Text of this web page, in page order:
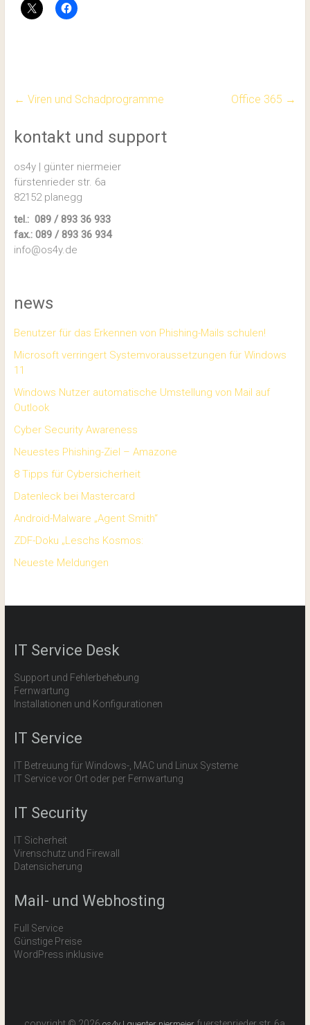
← Viren und Schadprogramme Office 365 →
kontakt und support
os4y | günter niermeier
fürstenrieder str. 6a
82152 planegg
tel.: 089 / 893 36 933
fax.: 089 / 893 36 934
info@os4y.de
news
Benutzer für das Erkennen von Phishing-Mails schulen!
Microsoft verringert Systemvoraussetzungen für Windows
11
Windows Nutzer automatische Umstellung von Mail auf
Outlook
Cyber Security Awareness
Neuestes Phishing-Ziel – Amazone
8 Tipps für Cybersicherheit
Datenleck bei Mastercard
Android-Malware „Agent Smith“
ZDF-Doku „Leschs Kosmos:
Neueste Meldungen
IT Service Desk
Support und Fehlerbehebung
Fernwartung
Installationen und Konfigurationen
IT Service
IT Betreuung für Windows-, MAC und Linux Systeme
IT Service vor Ort oder per Fernwartung
IT Security
IT Sicherheit
Virenschutz und Firewall
Datensicherung
Mail- und Webhosting
Full Service
Günstige Preise
WordPress inklusive